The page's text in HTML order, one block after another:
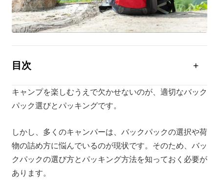
目次
キャンプで使うバックパックの選び方
バックパックのパッキングのコツ
コンパクト設計のEcoFlow RIVER 3 Maxなら持ち運び
が簡単！
まとめ
キャンプを楽しむうえで欠かせないのが、適切なバック
パック選びとパッキングです。
しかし、多くのキャンパーは、バックパックの選択や荷
物の詰め方に悩んでいるのが現状です。そのため、バッ
クパックの選び方とパッキング方法を知っておく必要が
あります。